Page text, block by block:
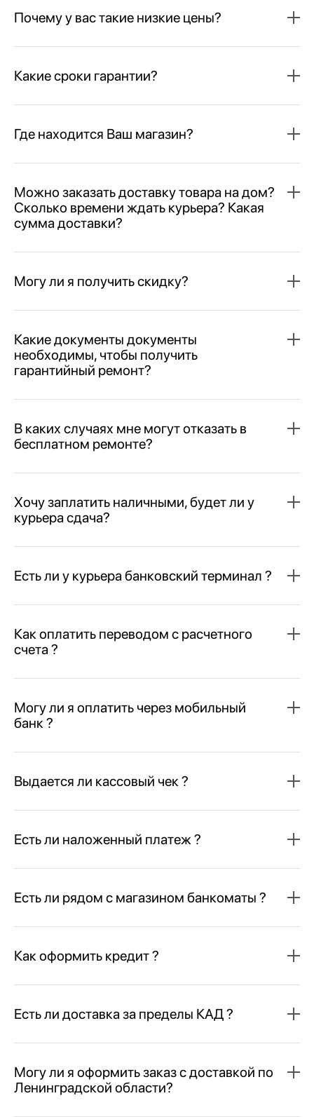
Почему у вас такие низкие цены?
Какие сроки гарантии?
Где находится Ваш магазин?
Можно заказать доставку товара на дом?
Сколько времени ждать курьера? Какая
сумма доставки?
Могу ли я получить скидку?
Какие документы документы
необходимы, чтобы получить
гарантийный ремонт?
В каких случаях мне могут отказать в
бесплатном ремонте?
Хочу заплатить наличными, будет ли у
курьера сдача?
Есть ли у курьера банковский терминал ?
Как оплатить переводом с расчетного
счета ?
Могу ли я оплатить через мобильный
банк ?
Выдается ли кассовый чек ?
Есть ли наложенный платеж ?
Есть ли рядом с магазином банкоматы ?
Как оформить кредит ?
Есть ли доставка за пределы КАД ?
Могу ли я оформить заказ с доставкой по
Ленинградской области?